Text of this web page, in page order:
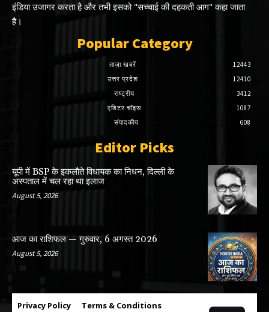
इंडिया उजागर करता है और तभी इसको "सच्चाई की दहकती आग" कहा जाता
है।
Popular Category
ताज़ा खबरें
12443
उत्तर प्रदेश
12410
राष्ट्रीय
3412
एडिटर चॉइस
1087
संपादकीय
608
Editor Picks
यूपी में BSP के इकलाैते विधायक का निधन, दिल्ली के
अस्पताल में चल रहा था इलाज
August 5, 2026
आज का राशिफल — गुरुवार, 6 अगस्त 2026
August 5, 2026
Privacy Policy Terms & Conditions